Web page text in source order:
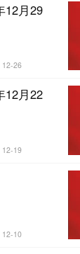
12月29
12-26
12月22
12-19
12-10